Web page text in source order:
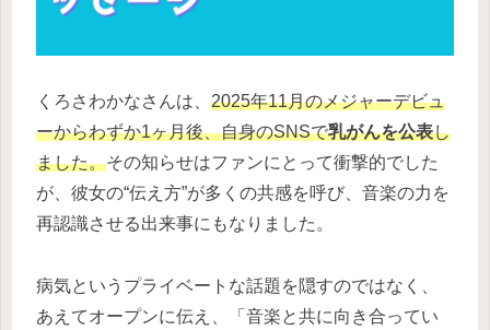
くろさわかなさんは、 2025年11月のメジャーデビュ
ーからわずか1ヶ月後、自身のSNSで乳がんを公表し
ました。その知らせはファンにとって衝撃的でした
が、彼女の“伝え方”が多くの共感を呼び、音楽の力を
再認識させる出来事にもなりました。
病気というプライベートな話題を隠すのではなく、
あえてオープンに伝え、「音楽と共に向き合ってい